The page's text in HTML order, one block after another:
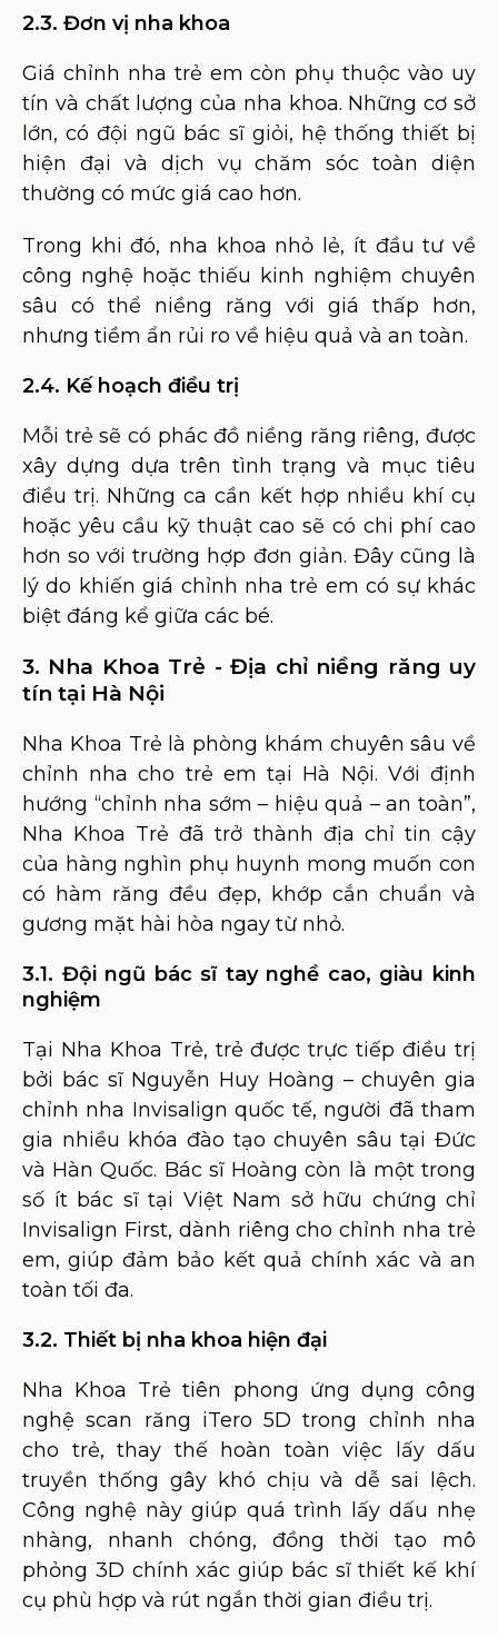
2.3. Đơn vị nha khoa
Giá chỉnh nha trẻ em còn phụ thuộc vào uy
tín và chất lượng của nha khoa. Những cơ sở
lớn, có đội ngũ bác sĩ giỏi, hệ thống thiết bị
hiện đại và dịch vụ chăm sóc toàn diện
thường có mức giá cao hơn.
Trong khi đó, nha khoa nhỏ lẻ, ít đầu tư về
công nghệ hoặc thiếu kinh nghiệm chuyên
sâu có thể niềng răng với giá thấp hơn,
nhưng tiềm ẩn rủi ro về hiệu quả và an toàn.
2.4. Kế hoạch điều trị
Mỗi trẻ sẽ có phác đồ niềng răng riêng, được
xây dựng dựa trên tình trạng và mục tiêu
điều trị. Những ca cần kết hợp nhiều khí cụ
hoặc yêu cầu kỹ thuật cao sẽ có chi phí cao
hơn so với trường hợp đơn giản. Đây cũng là
lý do khiến giá chỉnh nha trẻ em có sự khác
biệt đáng kể giữa các bé.
3. Nha Khoa Trẻ - Địa chỉ niềng răng uy
tín tại Hà Nội
Nha Khoa Trẻ là phòng khám chuyên sâu về
chỉnh nha cho trẻ em tại Hà Nội. Với định
hướng “chỉnh nha sớm – hiệu quả – an toàn”,
Nha Khoa Trẻ đã trở thành địa chỉ tin cậy
của hàng nghìn phụ huynh mong muốn con
có hàm răng đều đẹp, khớp cắn chuẩn và
gương mặt hài hòa ngay từ nhỏ.
3.1. Đội ngũ bác sĩ tay nghề cao, giàu kinh
nghiệm
Tại Nha Khoa Trẻ, trẻ được trực tiếp điều trị
bởi bác sĩ Nguyễn Huy Hoàng – chuyên gia
chỉnh nha Invisalign quốc tế, người đã tham
gia nhiều khóa đào tạo chuyên sâu tại Đức
và Hàn Quốc. Bác sĩ Hoàng còn là một trong
số ít bác sĩ tại Việt Nam sở hữu chứng chỉ
Invisalign First, dành riêng cho chỉnh nha trẻ
em, giúp đảm bảo kết quả chính xác và an
toàn tối đa.
3.2. Thiết bị nha khoa hiện đại
Nha Khoa Trẻ tiên phong ứng dụng công
nghệ scan răng iTero 5D trong chỉnh nha
cho trẻ, thay thế hoàn toàn việc lấy dấu
truyền thống gây khó chịu và dễ sai lệch.
Công nghệ này giúp quá trình lấy dấu nhẹ
nhàng, nhanh chóng, đồng thời tạo mô
phỏng 3D chính xác giúp bác sĩ thiết kế khí
cụ phù hợp và rút ngắn thời gian điều trị.